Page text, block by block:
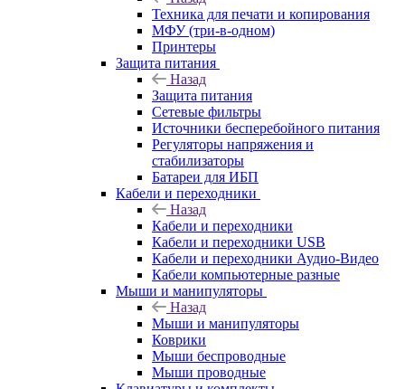
Техника для печати и копирования
МФУ (три-в-одном)
Принтеры
Защита питания
Назад
Защита питания
Сетевые фильтры
Источники бесперебойного питания
Регуляторы напряжения и
стабилизаторы
Батареи для ИБП
Кабели и переходники
Назад
Кабели и переходники
Кабели и переходники USB
Кабели и переходники Аудио-Видео
Кабели компьютерные разные
Мыши и манипуляторы
Назад
Мыши и манипуляторы
Коврики
Мыши беспроводные
Мыши проводные